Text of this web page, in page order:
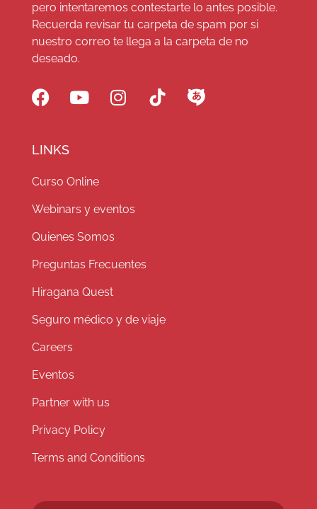
pero intentaremos contestarte lo antes posible.
Recuerda revisar tu carpeta de spam por si
nuestro correo te llega a la carpeta de no
deseado.
LINKS
Curso Online
Webinars y eventos
Quienes Somos
Preguntas Frecuentes
Hiragana Quest
Seguro médico y de viaje
Careers
Eventos
Partner with us
Privacy Policy
Terms and Conditions